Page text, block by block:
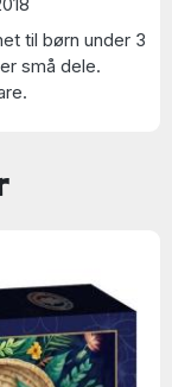
til børn under 3
små dele.